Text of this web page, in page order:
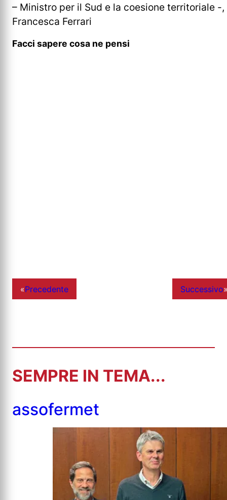
– Ministro per il Sud e la coesione territoriale -,
Francesca Ferrari
Facci sapere cosa ne pensi
«Precedente Successivo
SEMPRE IN TEMA...
assofermet